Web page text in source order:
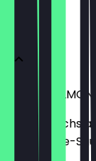
SARA’S
Bio-Wildlachs
Hollandaise-